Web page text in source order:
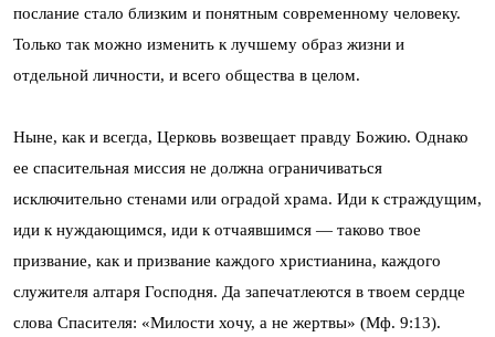
послание стало близким и понятным современному человеку.
Только так можно изменить к лучшему образ жизни и
отдельной личности, и всего общества в целом.
Ныне, как и всегда, Церковь возвещает правду Божию. Однако
ее спасительная миссия не должна ограничиваться
исключительно стенами или оградой храма. Иди к страждущим,
иди к нуждающимся, иди к отчаявшимся — таково твое
призвание, как и призвание каждого христианина, каждого
служителя алтаря Господня. Да запечатлеются в твоем сердце
слова Спасителя: «Милости хочу, а не жертвы» (Мф. 9:13).